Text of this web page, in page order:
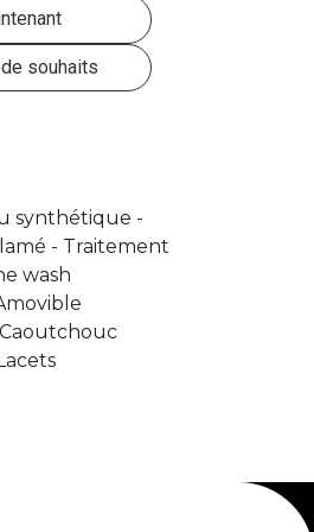
souhaits
synthétique -
- Traitement
wash